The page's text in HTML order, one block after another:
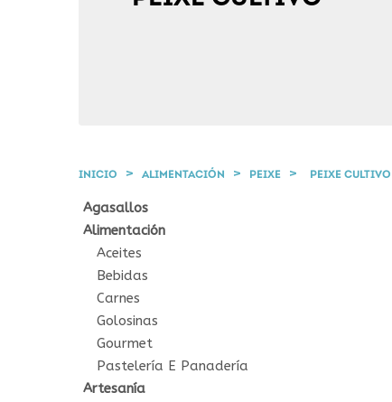
INICIO ALIMENTACIÓN PEIXE PEIXE CULTIVO
Agasallos
Alimentación
Aceites
Bebidas
Carnes
Golosinas
Gourmet
Pastelería E Panadería
Artesanía